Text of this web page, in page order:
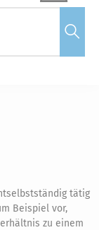

tätig
Beispiel vor,
zu einem